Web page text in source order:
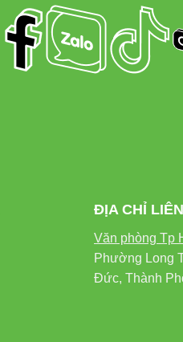
ĐỊA CHỈ
Văn phòng Tp
Phường Long
Đức, Thành